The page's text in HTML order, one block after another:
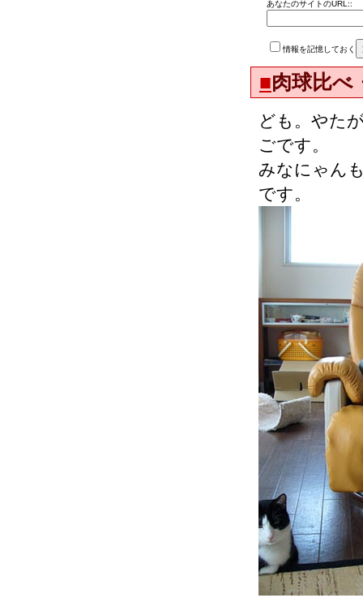
あなたのサイトのURL::
情報を記憶しておく
■肉球比べ
ども。やた
ごです。
みなにゃん
です。